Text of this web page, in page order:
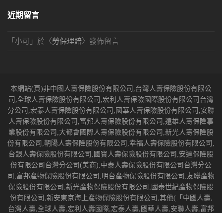
近期留言
「 小可 」於〈勞保理賠〉發佈留言
本網站(頁)非中國人壽保險股份有限公司,台灣人壽保險股份有限公
司,全球人壽保險股份有限公司,宏利人壽保險國際股份有限公司台灣
分公司,宏泰人壽保險股份有限公司,國華人壽保險股份有限公司,安聯
人壽保險股份有限公司,富邦人壽保險股份有限公司,遠雄人壽保險事
業股份有限公司,大都會國際人壽保險股份有限公司,新光人壽保險股
份有限公司,朝陽人壽保險股份有限公司,幸福人壽保險股份有限公司,
台銀人壽保險股份有限公司,國寶人壽保險股份有限公司,安達保險股
份有限公司台灣分公司(美商),中泰人壽保險股份有限公司台灣分公
司,富邦產物保險股份有限公司,明台產物保險股份有限公司,友聯產物
保險股份有限公司,新光產物保險股份有限公司,國泰世紀產物保險股
份有限公司,新安東京海上產物保險股份有限公司,其他(「中國人壽,
台灣人壽,全球人壽,宏利人壽國際,宏泰人壽,國華人壽,安聯人壽,富邦